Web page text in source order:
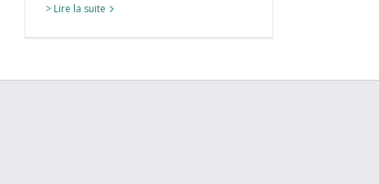
> Lire la suite